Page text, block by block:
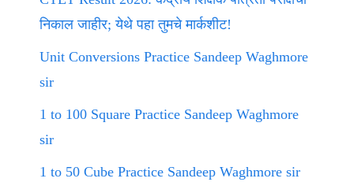
निकाल जाहीर; येथे पहा तुमचे मार्कशीट!
Unit Conversions Practice Sandeep Waghmore
sir
1 to 100 Square Practice Sandeep Waghmore
sir
1 to 50 Cube Practice Sandeep Waghmore sir